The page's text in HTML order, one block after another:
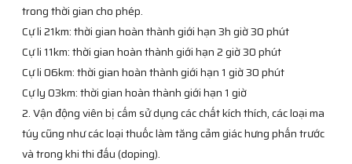
trong thời gian cho phép.
Cự li 21km: thời gian hoàn thành giới hạn 3h giờ 30 phút
Cự li 11km: thời gian hoàn thành giới hạn 2 giờ 30 phút
Cự li 06km: thời gian hoàn thành giới hạn 1 giờ 30 phút
Cự ly 03km: thời gian hoàn thành giới hạn 1 giờ
2. Vận động viên bị cấm sử dụng các chất kích thích, các loại ma
túy cũng như các loại thuốc làm tăng cảm giác hưng phấn trước
và trong khi thi đấu (doping).